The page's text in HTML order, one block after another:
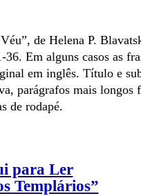
de Helena P.
Em alguns casos as
em inglês. Título e
parágrafos mais
de rodapé.
para Ler
Templários”